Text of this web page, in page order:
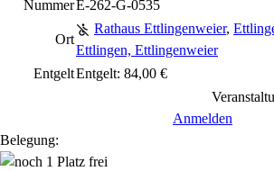
NummerE-262-G-0535
Ort
Rathaus Ettlingenweier,
Ettlingen, Ettlingenweier
EntgeltEntgelt: 84,00 €
Anmelden
Belegung: